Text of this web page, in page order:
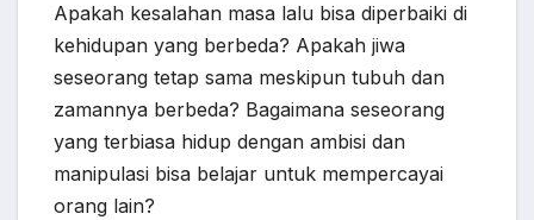
Apakah kesalahan masa lalu bisa diperbaiki di
kehidupan yang berbeda? Apakah jiwa
seseorang tetap sama meskipun tubuh dan
zamannya berbeda? Bagaimana seseorang
yang terbiasa hidup dengan ambisi dan
manipulasi bisa belajar untuk mempercayai
orang lain?